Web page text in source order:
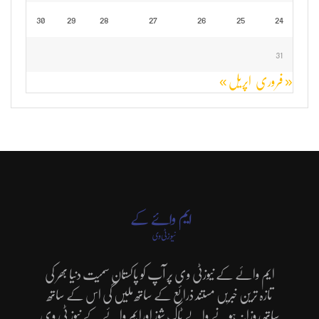
24
25
26
27
28
29
30
31
« فروری اپریل »
ایم وائے کے نیوزٹی وی پر آپ کو پاکستان سمیت دنیا بھر کی
تازہ ترین خبریں مستند ذرائع کے ساتھ ملیں گی اس کے ساتھ
ساتھ روزانہ ہونے والے ٹاک شوز اورایم وائے کے نیوز ٹی وی